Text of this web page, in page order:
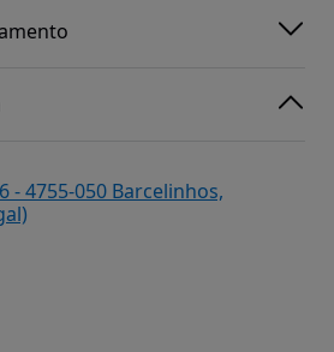
- 4755-050 Barcelinhos,